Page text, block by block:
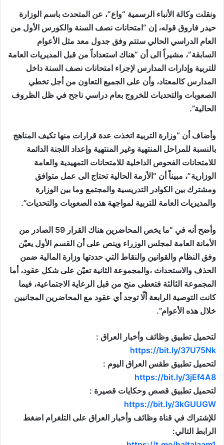
ونقلت وكالة الأنباء الرسمية “واع”، عن المتحدث باسم الوزارة
حيدر فاروق قوله، إن “امتحانات نصف السنة والكورس الأول من
العام الدراسي الحالي ستتم وفق جدول معد مثل الأعوام
السابقة”، مشيراً الى أن “هناك استعداداً من قبل المديريات العامة
للتربية وإدارات المدارس لإجراء امتحانات نصف السنة داخل
المدارس كالمعتاد، وأن على الجميع التعاون من أجل تخطي
الصعوبات والتحديات للخروج بعام دراسي ناجح في ظل الظروف
الحالية”.
وأضاف أن “وزارة التربية اتخذت عدة قرارات منها تكيف المناهج
بالنسبة للمراحل المنتهية وغير المنتهية وإعداد اللجنة الدائمة
للامتحانات الفحوص الداخلية للامتحانات التمهيدية والعامة
الوزارية”، مبيناً أن “الأزمة الحالية تحتاج الى عمل متوافق
ومشترك بين الكوادر التدريسية والمجتمع وما بين الوزارة
والمديريات العامة للتربية لمواجهة هذه الصعوبات والتحديات”.
وأضح أنه في “ما يخص المحاضرين هناك القرار 59 الصادر من
الأمانة العامة ل‍مجلس الوزراء وينص على أن القسم الأول يعيّن
وفق النظام والقوانين والنقاط التي حددتها وزارة المالية ضمن
الحذف والاستحداث ،والمجموعة الثانية تعيّن على شكل عقود، أما
المجموعة الثالثة فتعطى منح من قبل الرعاية الاجتماعية، فيما
كانت التوصية الرابعة ألّا توجد أي عقود مع المحاضرين المجانيين
خلال هذه الأعوام”.
لتحميل تطبيق وظائف وأخبار العراق :
https://bit.ly/37U75Nk
لتحميل تطبيق طقس العراق اليوم :
https://bit.ly/3jEf4A8
لتحميل تطبيق قصص وحكايات قصيرة :
https://bit.ly/3kGUUGW
للإشتراك في قناة وظائف وأخبار العراق على التلغرام اضغط
الرابط التالي: